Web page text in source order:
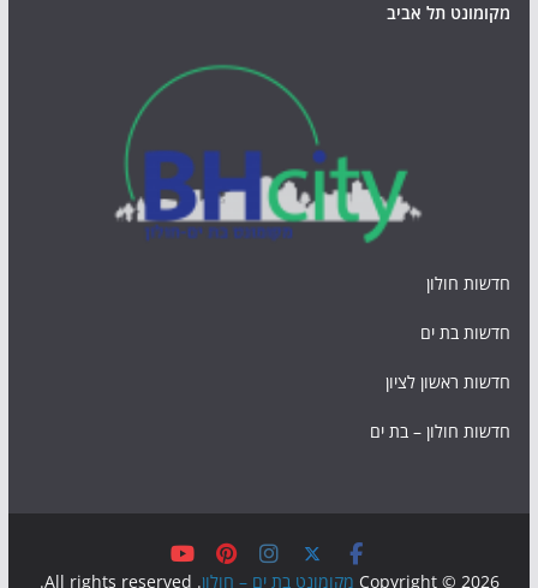
מקומונט תל אביב
חדשות חולון
חדשות בת ים
חדשות ראשון לציון
חדשות חולון – בת ים
Copyright © 2026 מקומונט בת ים – חולון. All rights reserved.